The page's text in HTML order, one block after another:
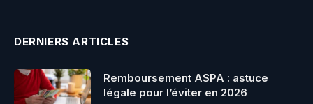
DERNIERS ARTICLES
Remboursement ASPA : astuce
légale pour l’éviter en 2026